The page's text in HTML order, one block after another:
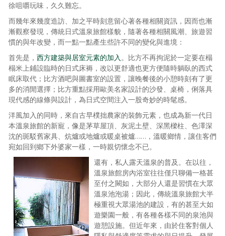
媒體報導一覽
合作與代言
訂閱電子報
徐咀嚼玩味，久久難忘。
而幾年來幾度造訪、加之平時刻意留心著各種相關資訊，因而也漸
漸觀察發現，傳統日式溫泉旅館樣貌，隨著各種相關風潮、旅遊習
慣的與年改變，而一點一點產生些許不同的變化與進境：
首先是， 西方建築與居室元素的加入。比方不再拘泥於一定要在榻
榻米上鋪設臨時的日式床褥，改以更舒適也更方便隨時躺臥的西式
眠床取代；比方酒吧與圖書室的設置，讓晚餐後的小憩時刻有了更
多的消閒選擇；比方重點採用歐美名家設計的沙發、桌椅，俐落具
現代感的線條與設計，為日式空間注入一股奇妙的時髦感。
洋風加入的同時，來自古早樸拙農家的裝飾元素，也成為新一代日
本溫泉旅館的新寵，像是茅草屋頂、灰泥土壁、深黑樑柱、色澤深
沈的斑駁舊家具、炕爐或地爐或暖桌被爐……，溫暖鄉情，讓住客們
宛如回到鄉下外婆家一樣，一時親切懷念不已。
還有，私人露天溫泉的普及。在以往，
溫泉旅館房內浴室往往僅只聊備一格甚
至付之闕如，大部分人還是習慣在大眾
溫泉池泡湯；因此，傳統溫泉旅館大半
極重視大眾湯池的建設，有的甚至大如
遊樂園一般，有各種各樣不同的泉池與
遊憩設施。但近年來，由於住客對個人